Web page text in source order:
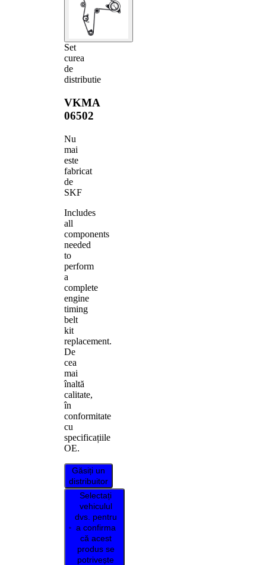
Set
curea
de
distributie
VKMA
06502
Nu
mai
este
fabricat
de
SKF
Includes
all
components
needed
to
perform
a
complete
engine
timing
belt
kit
replacement.
De
cea
mai
înaltă
calitate,
în
conformitate
cu
specificațiile
OE.
Găsiți un
distribuitor
Selectați
vehiculul
dvs. pentru
a confirma
că acest
produs se
potrivește